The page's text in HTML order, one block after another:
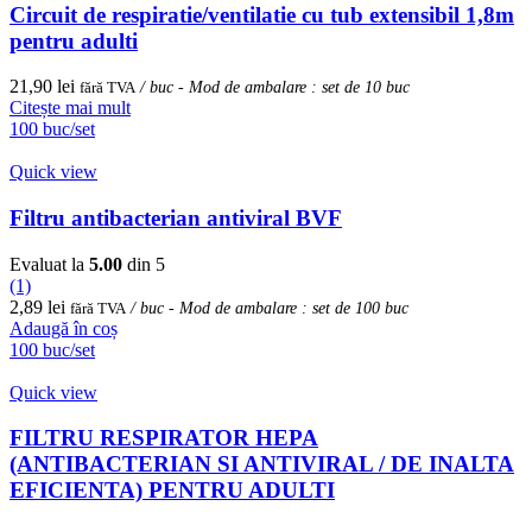
Circuit de respiratie/ventilatie cu tub extensibil 1,8m
pentru adulti
21,90 lei fără TVA/ buc - Mod de ambalare : set de 10 buc
Citește mai mult
100 buc/set
Quick view
Filtru antibacterian antiviral BVF
Evaluat la 5.00 din 5
(1)
2,89 lei fără TVA / buc - Mod de ambalare : set de 100 buc
Adaugă în coș
100 buc/set
Quick view
FILTRU RESPIRATOR HEPA
(ANTIBACTERIAN SI ANTIVIRAL / DE INALTA
EFICIENTA) PENTRU ADULTI